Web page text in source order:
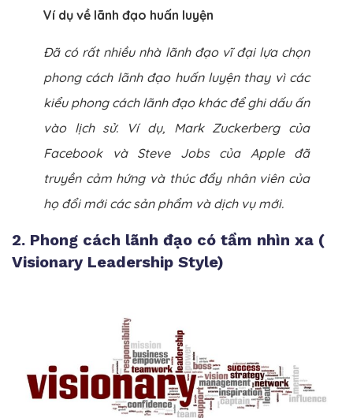
Ví dụ về lãnh đạo huấn luyện
Đã có rất nhiều nhà lãnh đạo vĩ đại lựa chọn
phong cách lãnh đạo huấn luyện thay vì các
kiểu phong cách lãnh đạo khác để ghi dấu ấn
vào lịch sử. Ví dụ, Mark Zuckerberg của
Facebook và Steve Jobs của Apple đã
truyền cảm hứng và thúc đẩy nhân viên của
họ đổi mới các sản phẩm và dịch vụ mới.
2. Phong cách lãnh đạo có tầm nhìn xa (
Visionary Leadership Style)